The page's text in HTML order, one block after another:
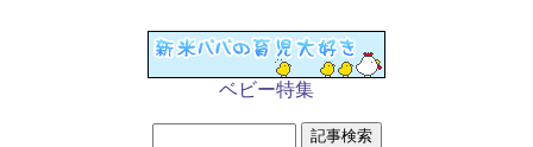
ベビー特集